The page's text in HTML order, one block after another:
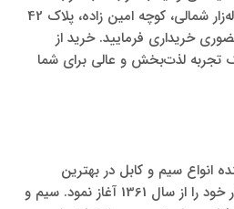
فروشگاه به آدرس خیابان لاله‌زار شمالی، کوچه امین زاده، پلاک 42
خریداری فرمایید. خرید از
تجربه لذت‌بخش و عالی برای شما
انواع سیم و کابل در بهترین
کیفیت می‌باشد. این برند کار خود را از سال 1361 آغاز نمود. سیم و